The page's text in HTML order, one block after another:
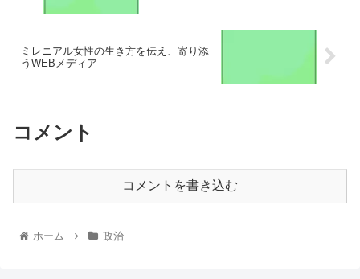
ミレニアル女性の生き方を伝え、寄り添
うWEBメディア
コメント
コメントを書き込む
ホーム 政治